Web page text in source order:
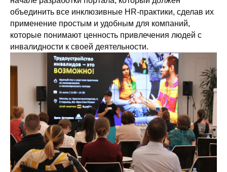
объединить все инклюзивные HR-практики, сделав их
применение простым и удобным для компаний,
которые понимают ценность привлечения людей с
инвалидности к своей деятельности.